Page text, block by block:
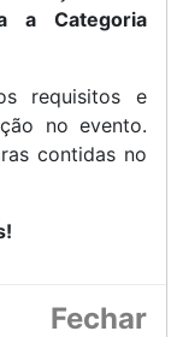
a Categoria
requisitos e
no evento.
contidas no
Fechar